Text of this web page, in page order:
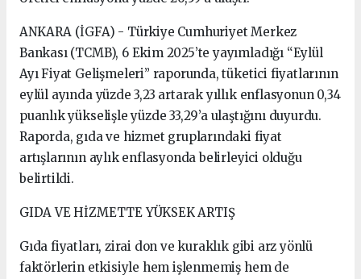
ANKARA (İGFA) - Türkiye Cumhuriyet Merkez
Bankası (TCMB), 6 Ekim 2025’te yayımladığı “Eylül
Ayı Fiyat Gelişmeleri” raporunda, tüketici fiyatlarının
eylül ayında yüzde 3,23 artarak yıllık enflasyonun 0,34
puanlık yükselişle yüzde 33,29’a ulaştığını duyurdu.
Raporda, gıda ve hizmet gruplarındaki fiyat
artışlarının aylık enflasyonda belirleyici olduğu
belirtildi.
GIDA VE HİZMETTE YÜKSEK ARTIŞ
Gıda fiyatları, zirai don ve kuraklık gibi arz yönlü
faktörlerin etkisiyle hem işlenmemiş hem de